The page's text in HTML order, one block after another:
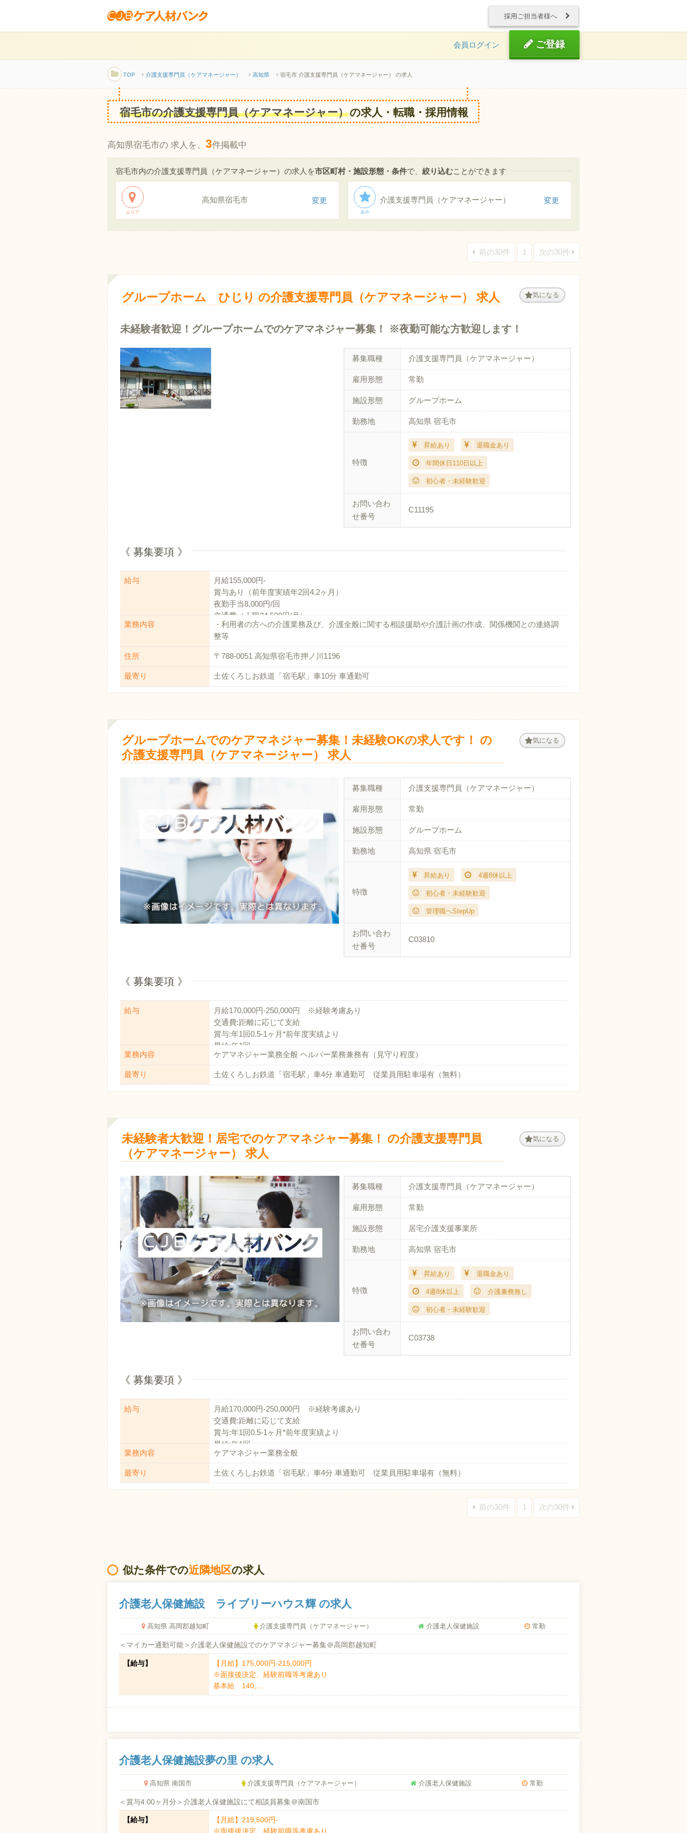
採用ご担当者様へ
会員ログイン ご登録
TOP 介護支援専門員（ケアマネージャー） 高知県 宿毛市 介護支援専門員（ケアマネージャー） の求人
宿毛市の介護支援専門員（ケアマネージャー）の求人・転職・採用情報
高知県宿毛市の 求人を、 3件掲載中
宿毛市内の介護支援専門員（ケアマネージャー）の求人を市区町村・施設形態・条件で、 絞り込むことができます
エリア
高知県宿毛市 変更
条件
介護支援専門員（ケアマネージャー） 変更
前の30件 1 次の30件
グループホーム ひじり の介護支援専門員（ケアマネージャー） 求人 気になる
未経験者歓迎！グループホームでのケアマネジャー募集！ ※夜勤可能な方歓迎します！
募集職種 介護支援専門員（ケアマネージャー）
雇用形態 常勤
施設形態 グループホーム
勤務地 高知県 宿毛市
特徴
昇給あり 退職金あり
年間休日110日以上
初心者・未経験歓迎
お問い合わ
せ番号
C11195
《 募集要項 》
給与
月給155,000円‐
賞与あり（前年度実績年2回4.2ヶ月）
夜勤手当8,000円/回
交通費（上限24,500円/月）
業務内容
・利用者の方への介護業務及び、介護全般に関する相談援助や介護計画の作成、関係機関との連絡調
整等
住所 〒788-0051 高知県宿毛市押ノ川1196
最寄り 土佐くろしお鉄道「宿毛駅」車10分 車通勤可
グループホームでのケアマネジャー募集！未経験OKの求人です！ の
介護支援専門員（ケアマネージャー） 求人
気になる
募集職種 介護支援専門員（ケアマネージャー）
雇用形態 常勤
施設形態 グループホーム
勤務地 高知県 宿毛市
特徴
昇給あり 4週8休以上
初心者・未経験歓迎
管理職へStepUp
お問い合わ
せ番号
C03810
《 募集要項 》
給与
月給170,000円-250,000円 ※経験考慮あり
交通費:距離に応じて支給
賞与:年1回0.5-1ヶ月*前年度実績より
昇給:年1回
退職金:勤続3年以上で共済加入
業務内容 ケアマネジャー業務全般 ヘルパー業務兼務有（見守り程度）
最寄り 土佐くろしお鉄道「宿毛駅」車4分 車通勤可 従業員用駐車場有（無料）
未経験者大歓迎！居宅でのケアマネジャー募集！ の介護支援専門員
（ケアマネージャー） 求人
気になる
募集職種 介護支援専門員（ケアマネージャー）
雇用形態 常勤
施設形態 居宅介護支援事業所
勤務地 高知県 宿毛市
特徴
昇給あり 退職金あり
4週8休以上 介護兼務無し
初心者・未経験歓迎
お問い合わ
せ番号
C03738
《 募集要項 》
給与
月給170,000円-250,000円 ※経験考慮あり
交通費:距離に応じて支給
賞与:年1回0.5-1ヶ月*前年度実績より
昇給:年1回
退職金:勤続3年以上で共済加入
業務内容 ケアマネジャー業務全般
最寄り 土佐くろしお鉄道「宿毛駅」車4分 車通勤可 従業員用駐車場有（無料）
前の30件 1 次の30件
似た条件での近隣地区の求人
介護老人保健施設 ライブリーハウス輝 の求人
高知県 高岡郡越知町 介護支援専門員（ケアマネージャー） 介護老人保健施設 常勤
＜マイカー通勤可能＞介護老人保健施設でのケアマネジャー募集＠高岡郡越知町
【給与】
【月給】175,000円‐215,000円
※面接後決定、経験前職等考慮あり
基本給 140,...
介護老人保健施設夢の里 の求人
高知県 南国市 介護支援専門員（ケアマネージャー） 介護老人保健施設 常勤
＜賞与4.00ヶ月分＞介護老人保健施設にて相談員募集＠南国市
【給与】
【月給】219,500円-
※面接後決定、経験前職等考慮あり